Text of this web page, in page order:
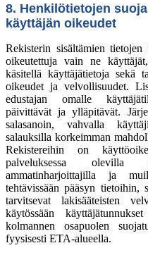
8. Henkilötietojen
käyttäjän oikeudet
Rekisterin sisältämien
oikeutettuja vain ne
käsitellä käyttäjätietoja sekä
oikeudet ja velvollisuudet.
edustajan omalle
päivittävät ja ylläpitävät.
salasanoin, vahvalla
salauksilla korkeimman
Rekistereihin on
palveluksessa
ammatinharjoittajilla ja
tehtävissään pääsyn
tarvitsevat lakisääteisten
käytössään
kolmannen osapuolen
fyysisesti ETA-alueella.